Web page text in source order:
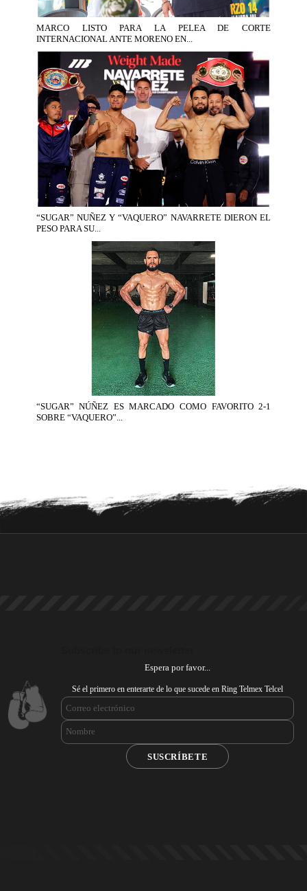
MARCO LISTO PARA LA PELEA DE CORTE
INTERNACIONAL ANTE MORENO EN...
“SUGAR” NUÑEZ Y “VAQUERO” NAVARRETE DIERON EL
PESO PARA SU...
“SUGAR” NÚÑEZ ES MARCADO COMO FAVORITO 2-1
SOBRE “VAQUERO”...
Espera por favor...
Sé el primero en enterarte de lo que sucede en Ring Telmex Telcel